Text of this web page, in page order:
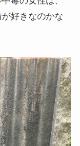
好きなのかな